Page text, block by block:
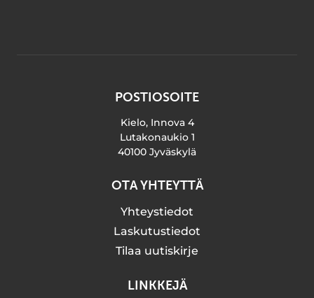
POSTIOSOITE
Kielo, Innova 4
Lutakonaukio 1
40100 Jyväskylä
OTA YHTEYTTÄ
Yhteystiedot
Laskutustiedot
Tilaa uutiskirje
LINKKEJÄ